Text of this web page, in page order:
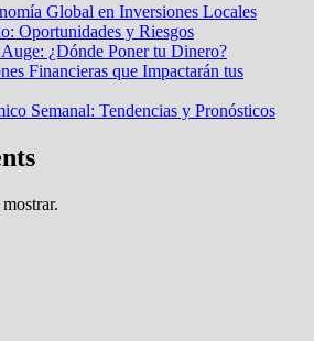
Global en Inversiones Locales
Oportunidades y Riesgos
¿Dónde Poner tu Dinero?
Financieras que Impactarán tus
Semanal: Tendencias y Pronósticos